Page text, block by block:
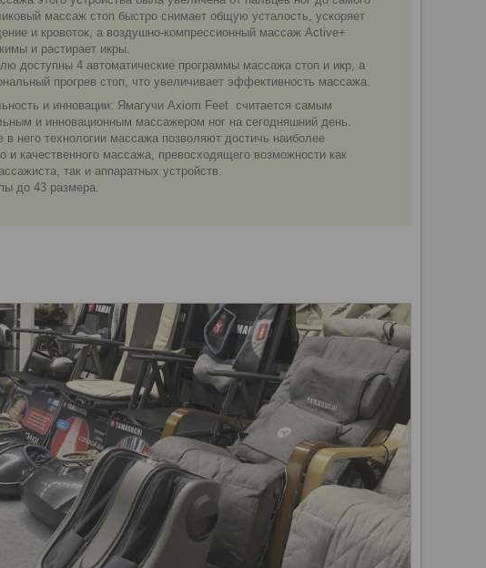
массаж стоп быстро снимает общую усталость, ускоряет
и кровоток, а воздушно-компрессионный массаж Activе+
и растирает икры.
доступны 4 автоматические программы массажа стоп и икр, а
прогрев стоп, что увеличивает эффективность массажа.
и инновации: Ямагучи Axiom Feet считается самым
и инновационным массажером ног на сегодняшний день.
в него технологии массажа позволяют достичь наиболее
и качественного массажа, превосходящего возможности как
так и аппаратных устройств.
до 43 размера.